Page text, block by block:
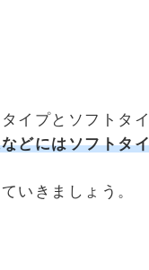
イプとソフトタ
どにはソフトタ
いきましょう。